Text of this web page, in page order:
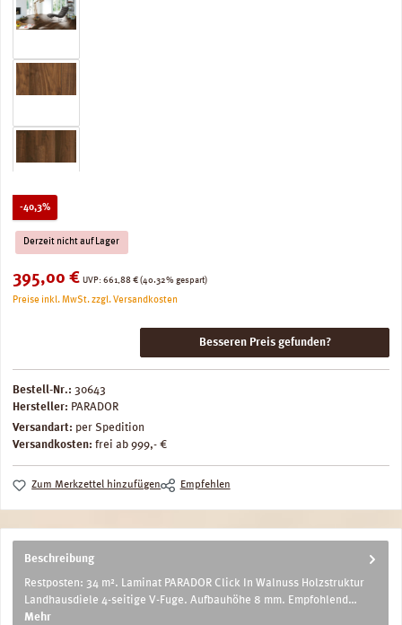
-40,3%Rabatt
Derzeit nicht auf Lager
Verkaufspreis:
395,00 € UVP: Regulärer Preis:
661,88 € (40.32% gespart)
Preise inkl. MwSt. zzgl. Versandkosten
Besseren Preis gefunden?
Bestell-Nr.: 30643
Hersteller: PARADOR
Versandart: per Spedition
Versandkosten: frei ab 999,- €
Zum Merkzettel hinzufügen Empfehlen
Beschreibung
Restposten: 34 m². Laminat PARADOR Click In Walnuss Holzstruktur
Landhausdiele 4-seitige V-Fuge. Aufbauhöhe 8 mm. Empfohlend…
Mehr